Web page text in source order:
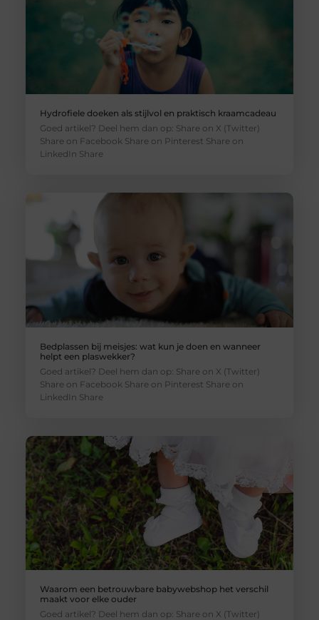
Hydrofiele doeken als stijlvol en praktisch kraamcadeau
Goed artikel? Deel hem dan op: Share on X (Twitter)
Share on Facebook Share on Pinterest Share on
LinkedIn Share
Bedplassen bij meisjes: wat kun je doen en wanneer
helpt een plaswekker?
Goed artikel? Deel hem dan op: Share on X (Twitter)
Share on Facebook Share on Pinterest Share on
LinkedIn Share
Waarom een betrouwbare babywebshop het verschil
maakt voor elke ouder
Goed artikel? Deel hem dan op: Share on X (Twitter)